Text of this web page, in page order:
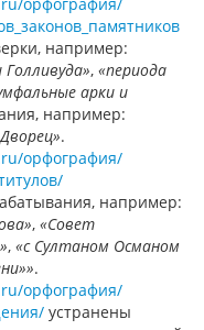
например:
, «периода
арки и
например:
.
орфография/
например:
, «Совет
, «с Султаном Османом
.
орфография/
устранены